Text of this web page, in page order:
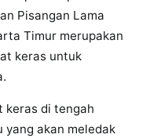
Pisangan Lama
Timur merupakan
keras untuk
keras di tengah
yang akan meledak